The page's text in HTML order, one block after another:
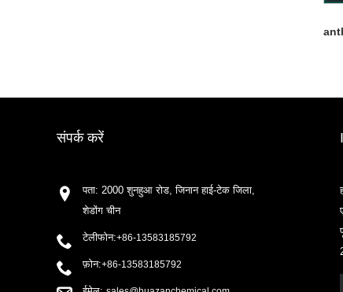
संपर्क करें
पता: 2000 शुनहुआ रोड, जिनान हाई-टेक जिला,
शेडोंग चीन
टेलीफोन:+86-13583185792
फ़ोन:+86-13583185792